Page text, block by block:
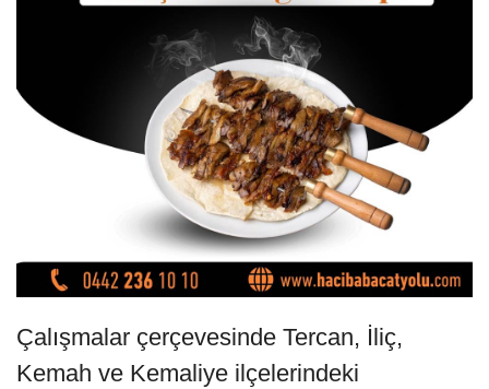
Çalışmalar çerçevesinde Tercan, İliç,
Kemah ve Kemaliye ilçelerindeki